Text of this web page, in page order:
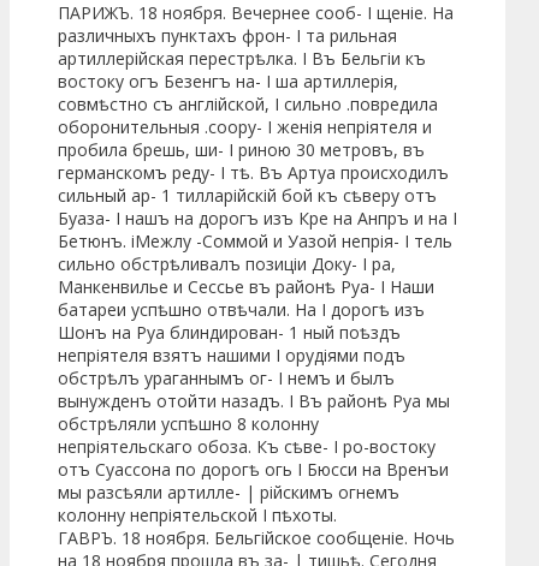
ПАРИЖЪ. 18 ноября. Вечернее сооб- I щеніе. На
различныхъ пунктахъ фрон- I та рильная
артиллерійская перестрѣлка. I Въ Бельгіи къ
востоку огъ Безенгъ на- I ша артиллерія,
совмѣстно съ англійской, I сильно .повредила
оборонительныя .соору- I женія непріятеля и
пробила брешь, ши- I риною 30 метровъ, въ
германскомъ реду- I тѣ. Въ Артуа происходилъ
сильный ар- 1 тилларійскій бой къ сѣверу отъ
Буаза- I нашъ на дорогъ изъ Кре на Анпръ и на I
Бетюнъ. іМежлу -Соммой и Уазой непрія- I тель
сильно обстрѣливалъ позиціи Доку- I ра,
Манкенвилье и Сессье въ районѣ Руа- I Наши
батареи успѣшно отвѣчали. На I дорогѣ изъ
Шонъ на Руа блиндирован- 1 ный поѣздъ
непріятеля взятъ нашими I орудіями подъ
обстрѣлъ ураганнымъ ог- I немъ и былъ
вынужденъ отойти назадъ. I Въ районѣ Руа мы
обстрѣляли успѣшно 8 колонну
непріятельскаго обоза. Къ сѣве- I ро-востоку
отъ Суассона по дорогѣ огь I Бюсси на Вренъи
мы разсѣяли артилле- | рійскимъ огнемъ
колонну непріятельской I пѣхоты.
ГАВРЪ. 18 ноября. Бельгійское сообщеніе. Ночь
на 18 ноября прошла въ за- | тишьѣ. Сегодня